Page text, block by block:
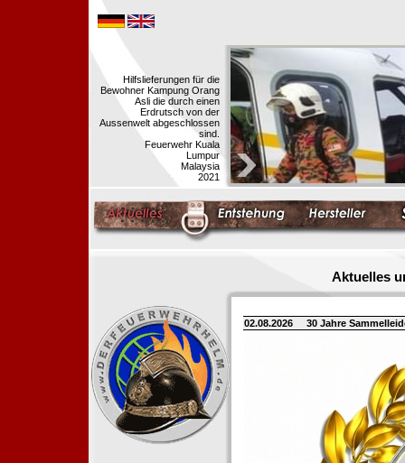
Hilfslieferungen für die
Bewohner Kampung Orang
Asli die durch einen
Erdrutsch von der
Aussenwelt abgeschlossen
sind.
Feuerwehr Kuala
Lumpur
Malaysia
2021
Aktuelles
02.08.2026 30 Jahre